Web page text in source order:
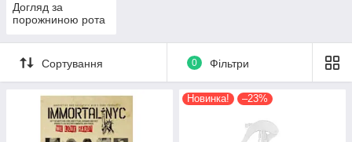
Догляд за
порожниною рота
Сортування 0 Фільтри
Новинка! –23%